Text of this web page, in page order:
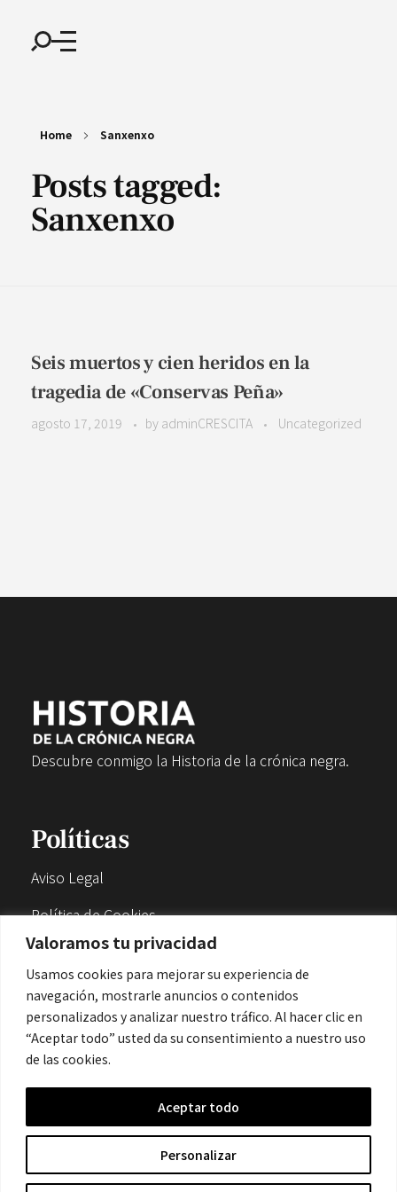
Valoramos tu privacidad
Usamos cookies para mejorar su experiencia de
navegación, mostrarle anuncios o contenidos
personalizados y analizar nuestro tráfico. Al hacer clic en
“Aceptar todo” usted da su consentimiento a nuestro uso
de las cookies.
Personalizar
Aceptar todo
Home Sanxenxo
Posts tagged:
Sanxenxo
Seis muertos y cien heridos en la
tragedia de «Conservas Peña»
agosto 17, 2019 by adminCRESCITA Uncategorized
Descubre conmigo la Historia de la crónica negra.
Políticas
Aviso Legal
Política de Cookies
Política de Privacidad
Contacto
© 2026 Historia de la Crónica negra. All rights reserved.